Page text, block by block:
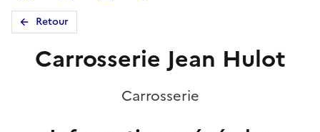
Retour
Carrosserie Jean Hulot
Carrosserie